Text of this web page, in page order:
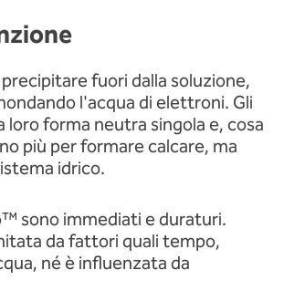
fuori dalla soluzione,
l'acqua di elettroni. Gli
forma neutra singola e, cosa
più per formare calcare, ma
idrico.
sono immediati e duraturi.
da fattori quali tempo,
né è influenzata da